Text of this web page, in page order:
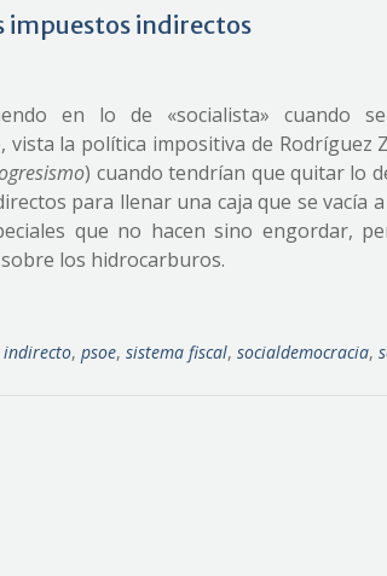
impuestos indirectos
en lo de «socialista» cuando
vista la política impositiva de
) cuando tendrían que quitar lo
para llenar una caja que se vacía
que no hacen sino engordar,
los hidrocarburos.
indirecto, psoe, sistema fiscal, socialdemocracia,